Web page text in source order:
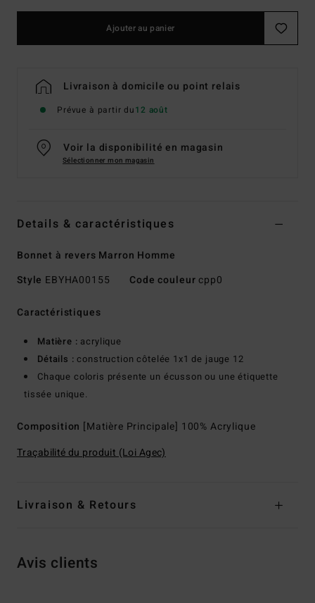
Ajouter au panier
Livraison à domicile ou point relais
Prévue à partir du12 août
Voir la disponibilité en magasin
Sélectionner mon magasin
Details & caractéristiques
Bonnet à revers Marron Homme
Style EBYHA00155 Code couleur cpp0
Caractéristiques
Matière : acrylique
Détails : construction côtelée 1x1 de jauge 12
Chaque coloris présente un écusson ou une étiquette
tissée unique.
Composition [Matière Principale] 100% Acrylique
Traçabilité du produit (Loi Agec)
Livraison & Retours
Avis clients